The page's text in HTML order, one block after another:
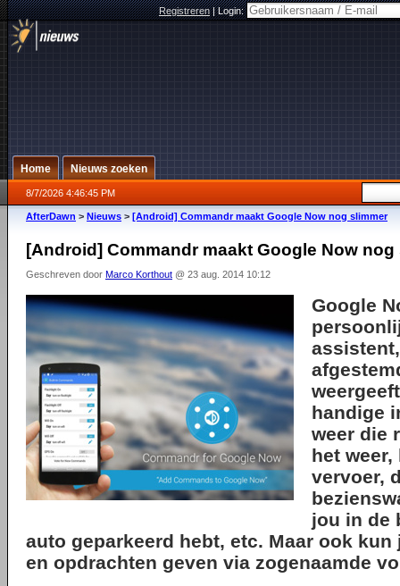
Registreren|Login:
Home Nieuws zoeken
8/7/2026 4:46:45 PM
AfterDawn > Nieuws > [Android] Commandr maakt Google Now nog slimmer
[Android] Commandr maakt Google Now nog
Geschreven door Marco Korthout @ 23 aug. 2014 10:12
Google
handige
weer die
het weer,
vervoer,
jou in de
auto geparkeerd hebt, etc. Maar ook
en opdrachten geven via zogenaamde